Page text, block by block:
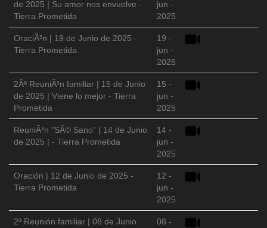
de 2025 | Su amor nos envuelve -
Tierra Prometida
jun -
2025
OraciÃ³n | 19 de Junio de 2025 -
Tierra Prometida
19 -
jun -
2025
2Âª ReuniÃ³n familiar | 15 de Junio
de 2025 | Viene lo mejor - Tierra
Prometida
15 -
jun -
2025
ReuniÃ³n "SÃ© Sano" | 14 de Junio
de 2025 | - Tierra Prometida
14 -
jun -
2025
Oración | 12 de Junio de 2025 -
Tierra Prometida
12 -
jun -
2025
2ª Reunión familiar | 08 de Junio
08 -